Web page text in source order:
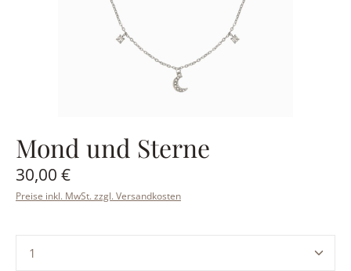
Mond und Sterne
Regulärer Preis:
30,00 €
Preise inkl. MwSt. zzgl. Versandkosten
Produkt Anzahl: Gib den gewünschten Wert ein